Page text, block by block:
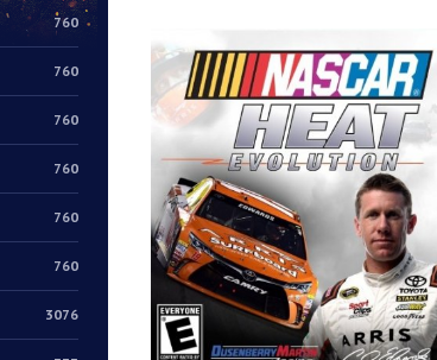
760
760
760
760
760
760
3076